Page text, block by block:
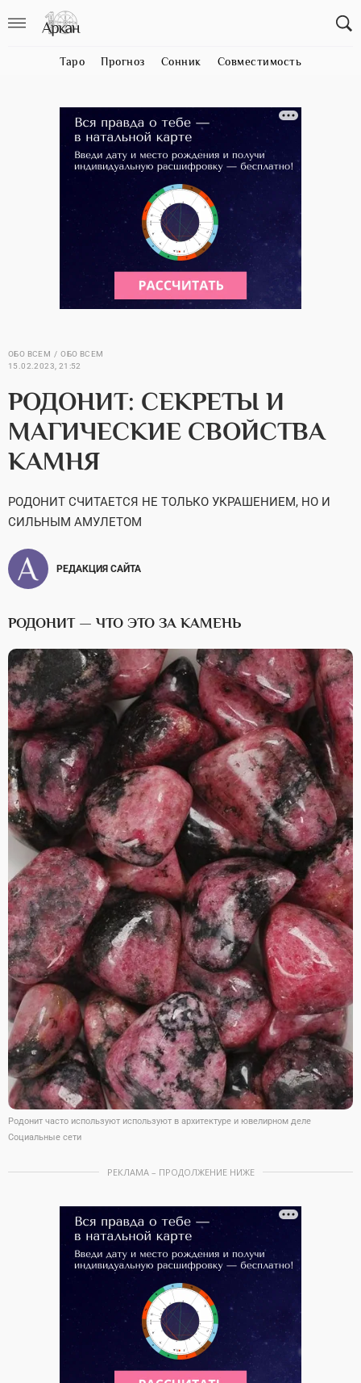
Таро Прогноз Сонник Совместимость
ОБО ВСЕМ
ОБО ВСЕМ
15.02.2023, 21:52
РОДОНИТ: СЕКРЕТЫ И
МАГИЧЕСКИЕ СВОЙСТВА
КАМНЯ
РОДОНИТ СЧИТАЕТСЯ НЕ ТОЛЬКО УКРАШЕНИЕМ, НО И
СИЛЬНЫМ АМУЛЕТОМ
РЕДАКЦИЯ САЙТА
РОДОНИТ — ЧТО ЭТО ЗА КАМЕНЬ
Родонит часто используют используют в архитектуре и ювелирном деле
Социальные сети
РЕКЛАМА – ПРОДОЛЖЕНИЕ НИЖЕ